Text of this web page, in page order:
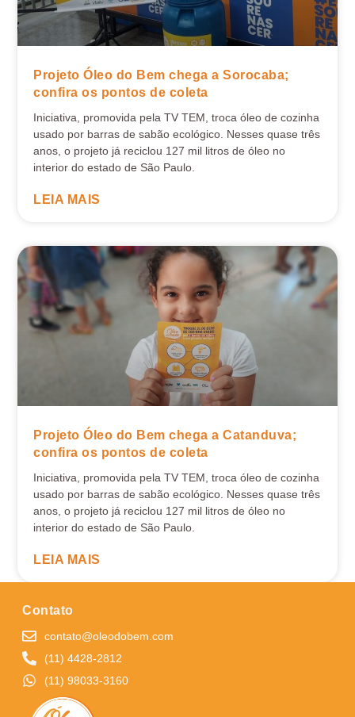
Projeto Óleo do Bem chega a Sorocaba;
confira os pontos de coleta
Iniciativa, promovida pela TV TEM, troca óleo de cozinha
usado por barras de sabão ecológico. Nesses quase três
anos, o projeto já reciclou 127 mil litros de óleo no
interior do estado de São Paulo.
LEIA MAIS
Projeto Óleo do Bem chega a Catanduva;
confira os pontos de coleta
Iniciativa, promovida pela TV TEM, troca óleo de cozinha
usado por barras de sabão ecológico. Nesses quase três
anos, o projeto já reciclou 127 mil litros de óleo no
interior do estado de São Paulo.
LEIA MAIS
Contato
contato@oleodobem.com
(11) 4428-2812
(11) 98033-3160